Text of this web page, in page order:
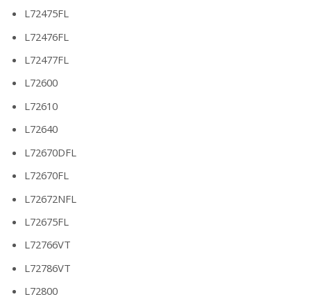
L72475FL
L72476FL
L72477FL
L72600
L72610
L72640
L72670DFL
L72670FL
L72672NFL
L72675FL
L72766VT
L72786VT
L72800